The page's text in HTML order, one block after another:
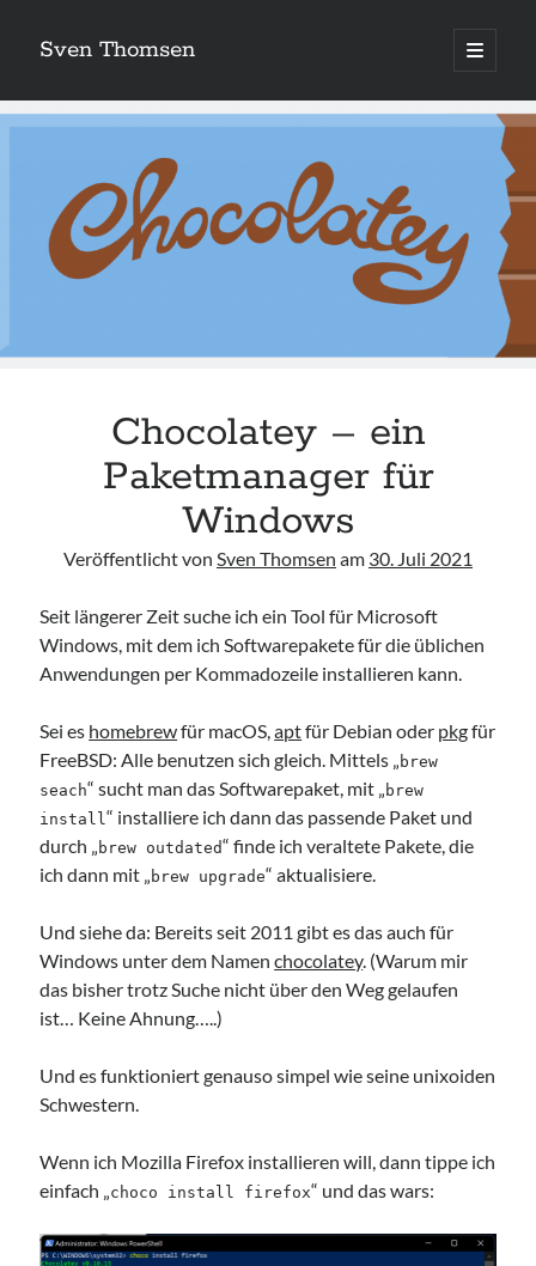
Sven Thomsen
open
primary
Chocolatey – ein
Paketmanager für
Windows
Veröffentlicht von Sven Thomsen am 30. Juli 2021
Seit längerer Zeit suche ich ein Tool für Microsoft
Windows, mit dem ich Softwarepakete für die üblichen
Anwendungen per Kommadozeile installieren kann.
Sei es homebrewfür macOS,aptfür Debian oder pkgfür
FreeBSD: Alle benutzen sich gleich. Mittels „ brew
seach“ sucht man das Softwarepaket, mit „ brew
install“ installiere ich dann das passende Paket und
durch „ brew outdated“ finde ich veraltete Pakete, die
ich dann mit „ brew upgrade“ aktualisiere.
Und siehe da: Bereits seit 2011 gibt es das auch für
Windows unter dem Namenchocolatey. (Warum mir
das bisher trotz Suche nicht über den Weg gelaufen
ist… Keine Ahnung…..)
Und es funktioniert genauso simpel wie seine unixoiden
Schwestern.
Wenn ich Mozilla Firefox installieren will, dann tippe ich
einfach „choco install firefox“ und das wars: